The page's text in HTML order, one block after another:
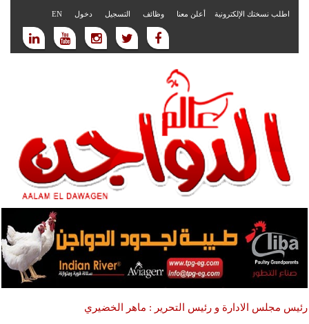
اطلب نسختك الإلكترونية أعلن معنا وظائف التسجيل دخول EN
رئيس مجلس الادارة و رئيس التحرير : ماهر الخضيري